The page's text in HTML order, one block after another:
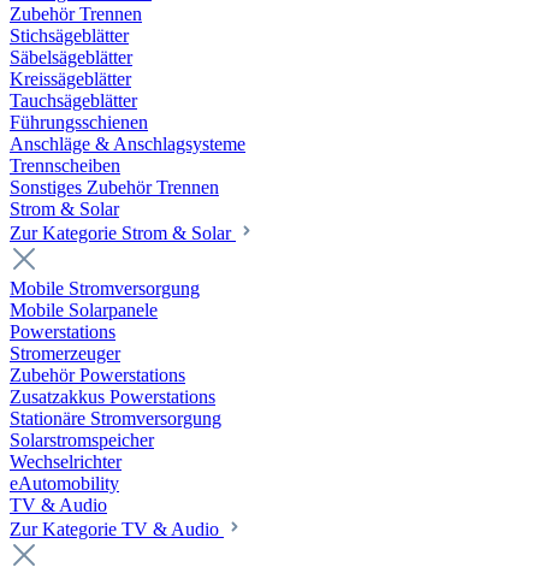
Zubehör Trennen
Stichsägeblätter
Säbelsägeblätter
Kreissägeblätter
Tauchsägeblätter
Führungsschienen
Anschläge & Anschlagsysteme
Trennscheiben
Sonstiges Zubehör Trennen
Strom & Solar
Zur Kategorie Strom & Solar
Mobile Stromversorgung
Mobile Solarpanele
Powerstations
Stromerzeuger
Zubehör Powerstations
Zusatzakkus Powerstations
Stationäre Stromversorgung
Solarstromspeicher
Wechselrichter
eAutomobility
TV & Audio
Zur Kategorie TV & Audio